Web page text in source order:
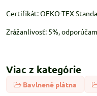
Certifikát: OEKO-TEX
Zrážanlivosť: 5%,
Viac z kategórie
Bavlnené plátna